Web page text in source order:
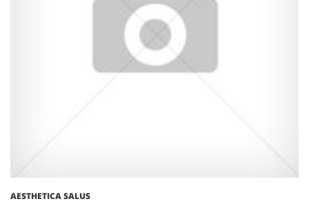
AESTHETICA SALUS